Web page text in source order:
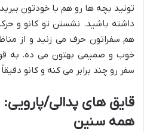
تونید بچه ها رو هم با خودتون
داشته باشید. نشستن تو کانو و
هم سفراتون حرف می زنید و از
خوب و صمیمی بهتون می ده. به
سفر رو چند برابر می کنه و کانو
قایق های پدالی/
همه سنین